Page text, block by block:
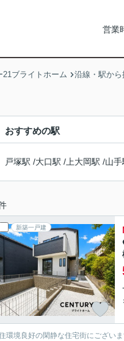
営業
ブライトホーム 沿線・駅から
おすすめの駅
戸塚駅 /大口駅 / 上大岡駅 /山手
新築一戸建
環境良好の閑静な住宅街にございま